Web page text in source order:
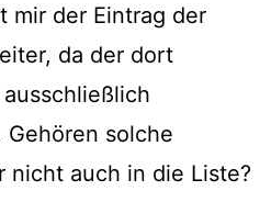
mir der Eintrag der
da der dort
solche
nicht auch in die Liste?